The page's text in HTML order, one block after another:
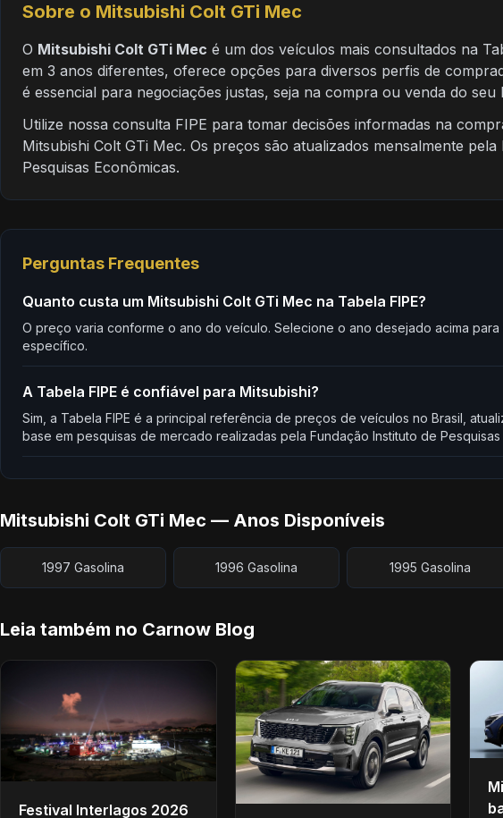
Sobre o Mitsubishi Colt GTi Mec
O Mitsubishi Colt GTi Mec é um dos veículos mais consultados na
em 3 anos diferentes, oferece opções para diversos perfis de
é essencial para negociações justas, seja na compra ou venda do seu
Utilize nossa consulta FIPE para tomar decisões informadas na
Mitsubishi Colt GTi Mec. Os preços são atualizados mensalmente
Pesquisas Econômicas.
Perguntas Frequentes
Quanto custa um Mitsubishi Colt GTi Mec na Tabela FIPE?
O preço varia conforme o ano do veículo. Selecione o ano desejado acima
específico.
A Tabela FIPE é confiável para Mitsubishi?
Sim, a Tabela FIPE é a principal referência de preços de veículos no Brasil,
base em pesquisas de mercado realizadas pela Fundação Instituto de Pesquisas
Mitsubishi Colt GTi Mec — Anos Disponíveis
1997 Gasolina 1996 Gasolina 1995 Gasolina
Leia também no Carnow Blog
Festival Interlagos 2026